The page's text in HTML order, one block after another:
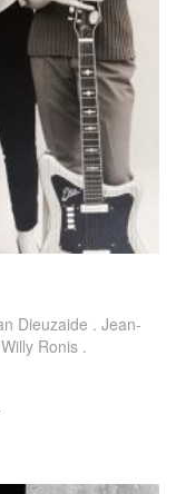
Dieuzaide . Jean-
Willy Ronis .